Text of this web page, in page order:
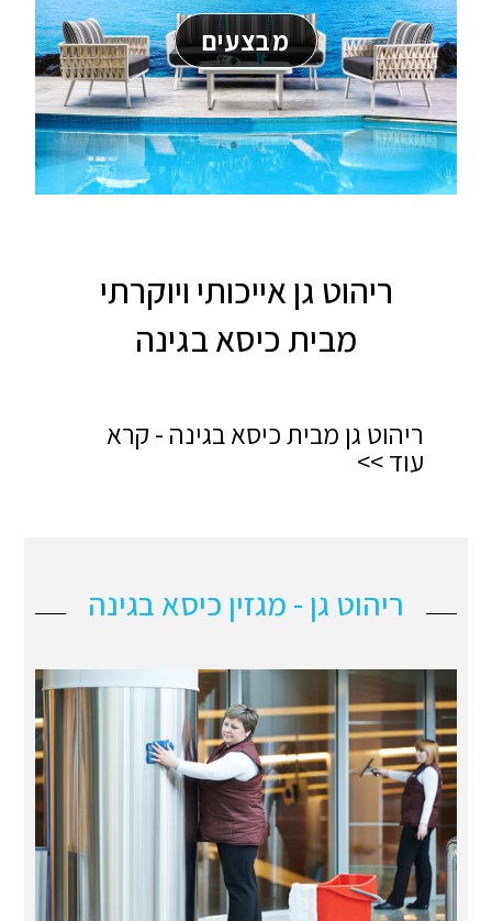
מבצעים
ריהוט גן אייכותי ויוקרתי
מבית כיסא בגינה
ריהוט גן מבית כיסא בגינה - קרא
עוד >>
ריהוט גן - מגזין כיסא בגינה